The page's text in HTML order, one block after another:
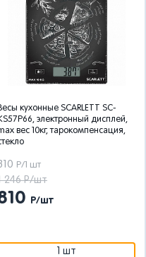
кухонные SCARLETT SC-
электронный дисплей,
вес 10кг, тарокомпенсация,
Р/1 шт
246 Р/шт
Р/шт
1 шт